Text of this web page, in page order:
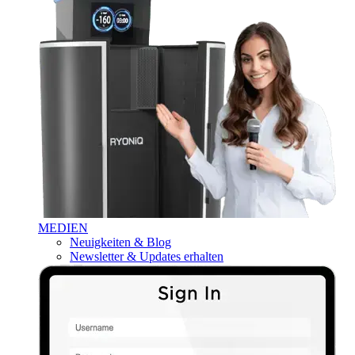
MEDIEN
Neuigkeiten & Blog
Newsletter & Updates erhalten